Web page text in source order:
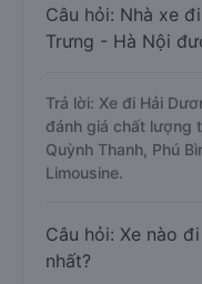
Câu hỏi: Nhà xe
Trưng - Hà Nội
Trả lời: Xe đi Hải
đánh giá chất lượng
Quỳnh Thanh, Phú
Limousine.
Câu hỏi: Xe nào
nhất?